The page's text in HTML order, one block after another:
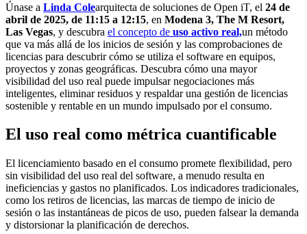
Únase a Linda Colearquitecta de soluciones de Open iT, el 24 de
abril de 2025, de 11:15 a 12:15, en Modena 3, The M Resort,
Las Vegas, y descubra el concepto de uso activo real,un método
que va más allá de los inicios de sesión y las comprobaciones de
licencias para descubrir cómo se utiliza el software en equipos,
proyectos y zonas geográficas. Descubra cómo una mayor
visibilidad del uso real puede impulsar negociaciones más
inteligentes, eliminar residuos y respaldar una gestión de licencias
sostenible y rentable en un mundo impulsado por el consumo.
El uso real como métrica cuantificable
El licenciamiento basado en el consumo promete flexibilidad, pero
sin visibilidad del uso real del software, a menudo resulta en
ineficiencias y gastos no planificados. Los indicadores tradicionales,
como los retiros de licencias, las marcas de tiempo de inicio de
sesión o las instantáneas de picos de uso, pueden falsear la demanda
y distorsionar la planificación de derechos.